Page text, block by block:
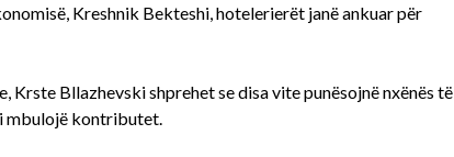
Kreshnik Bekteshi, hotelerierët janë ankuar për
Bllazhevski shprehet se disa vite punësojnë nxënës të
mbulojë kontributet.